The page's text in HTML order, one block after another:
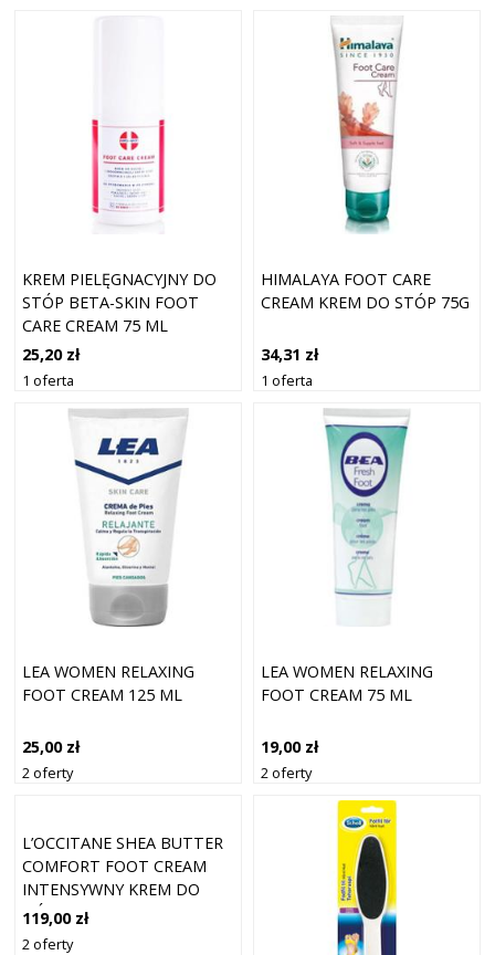
KREM PIELĘGNACYJNY DO
STÓP BETA-SKIN FOOT
CARE CREAM 75 ML
25,20 zł
1 oferta
HIMALAYA FOOT CARE
CREAM KREM DO STÓP 75G
34,31 zł
1 oferta
LEA WOMEN RELAXING
FOOT CREAM 125 ML
25,00 zł
2 oferty
LEA WOMEN RELAXING
FOOT CREAM 75 ML
19,00 zł
2 oferty
L’OCCITANE SHEA BUTTER
COMFORT FOOT CREAM
INTENSYWNY KREM DO
NÓG 150 ML
119,00 zł
2 oferty